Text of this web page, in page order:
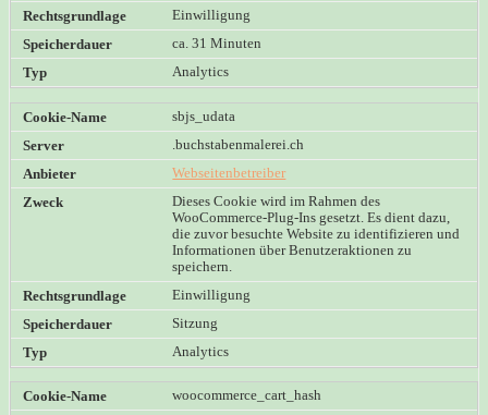
Einwilligung
ca. 31 Minuten
Analytics
sbjs_udata
.buchstabenmalerei.ch
Webseitenbetreiber
Dieses Cookie wird im Rahmen des
WooCommerce-Plug-Ins gesetzt. Es dient dazu,
die zuvor besuchte Website zu identifizieren und
Informationen über Benutzeraktionen zu
speichern.
Einwilligung
Sitzung
Analytics
woocommerce_cart_hash